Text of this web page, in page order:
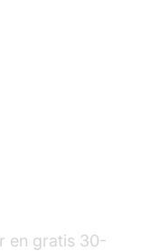
en gratis 30-